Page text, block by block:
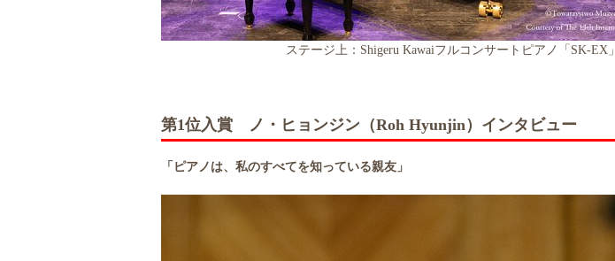
ステージ上：Shigeru Kawaiフルコンサートピアノ「SK-EX」
第1位入賞 ノ・ヒョンジン（Roh Hyunjin）インタビュー
「ピアノは、私のすべてを知っている親友」